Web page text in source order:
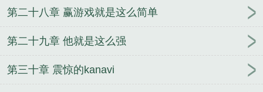
第二十八章 赢游戏就是这么简单
第二十九章 他就是这么强
第三十章 震惊的kanavi